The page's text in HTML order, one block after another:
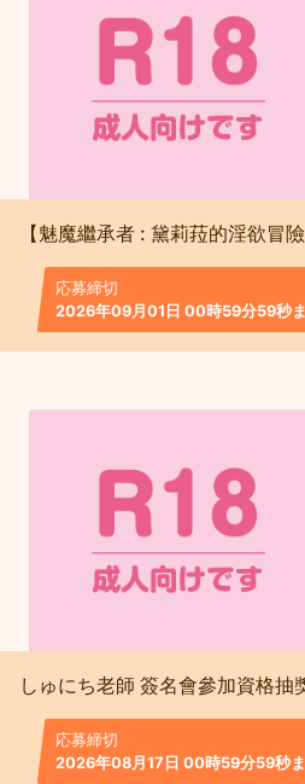
【魅魔繼承者 : 黛莉菈的淫欲冒
応募締切
2026年09月01日 00時59分59秒
しゅにち老師 簽名會參加資格抽
応募締切
2026年08月17日 00時59分59秒